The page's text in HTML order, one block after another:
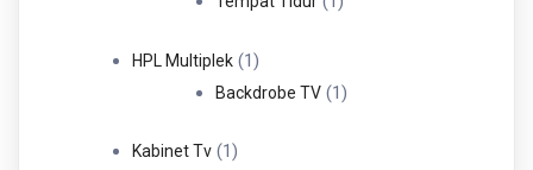
HPL Multiplek 11
Produk
Backdrobe TV 11
Kabinet Tv 11